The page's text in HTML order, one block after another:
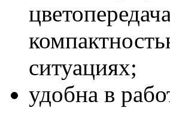
ситуациях;
удобна в